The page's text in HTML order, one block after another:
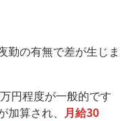
勤の有無で差が生じま
円程度が一般的です
算され、
月給30